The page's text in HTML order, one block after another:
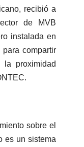
recibió a
de MVB
instalada en
compartir
la proximidad
sobre el
es un sistema